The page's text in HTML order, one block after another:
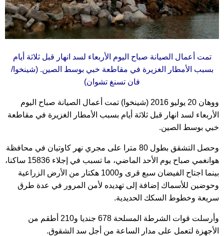
تمت أعمال الصيانة صباح اليوم الأربعاء لسد انهار قبل ثلاثة أيام
بسبب الأمطار الغزيرة في مقاطعة خبي بوسط الصين. (شينخوا/
فان تسنغ تشوان)
ووهان 20 يوليو 2016 (شينخوا) تمت أعمال الصيانة صباح اليوم
الأربعاء لسد انهار قبل ثلاثة أيام بسبب الأمطار الغزيرة في مقاطعة
خبي بوسط الصين.
وحصل التشقق بطول 80 مترا على مجري نهر كاوتيان في محافظة
هوانغمي صباح يوم الأحد الماضي، ما تسبب في إجلاء 15836 ساكنا،
بينما اجتاح الفيضان سبع قرى و1000 هكتار من الأرض الزراعية
وحوضين للأسماك إضافة إلى تهديده لأمن المرور في عدة طرق
سريعة وخطوط السكك الحديدية.
وأرسلت قوات الشرطة المسلحة 678 جنديا و210 أطقم من
الأجهزة لتعمل على مدار الساعة من أجل سد الشقوق.